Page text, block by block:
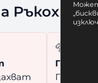
🔩
Гайки за